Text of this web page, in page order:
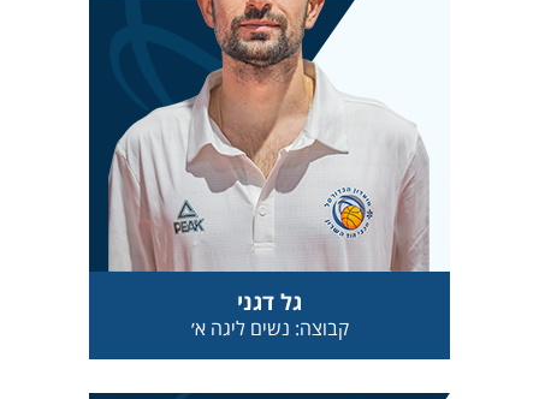
גל דגני
קבוצה: נשים ליגה א׳